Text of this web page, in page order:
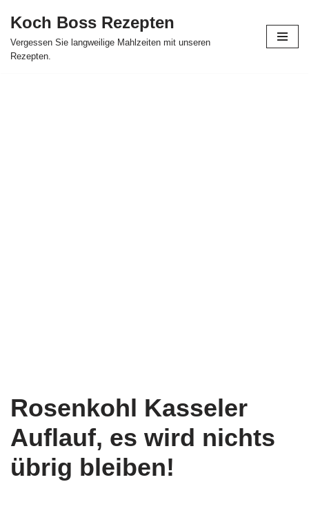
Skip
to
Koch Boss Rezepten
Vergessen Sie langweilige Mahlzeiten mit unseren
Rezepten.
Rosenkohl Kasseler
Auflauf, es wird nichts
übrig bleiben!